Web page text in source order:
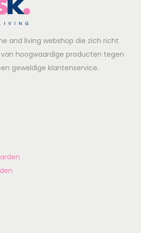
and living webshop die zich richt
hoogwaardige producten tegen
geweldige klantenservice.